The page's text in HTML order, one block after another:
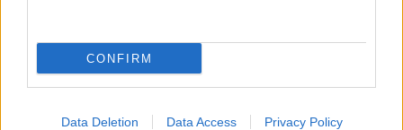
CONFIRM
Data Deletion Data Access Privacy Policy
Filmszemle